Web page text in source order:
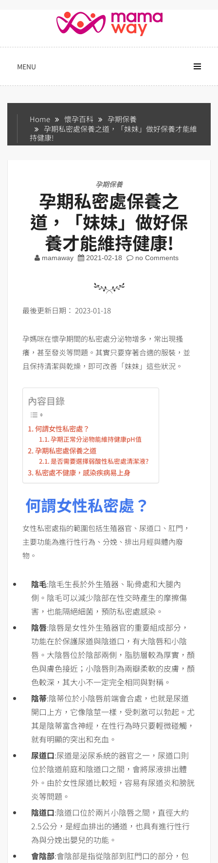
MENU
Home 懷孕百科
孕期保養
孕期私密處保養之道，「妹妹」做好保養才能維
持健康!
孕期保養
孕期私密處保養之
道，「妹妹」做好保
養才能維持健康!
mamaway 2021-02-18 no Comments
最後更新日期： 2023-01-18
孕媽咪在懷孕期間的私密處分泌物增多，常出現搔
癢，甚至發炎等問題。其實只要穿著合適的服裝，並
且保持清潔與乾燥，即可改善「妹妹」這些狀況。
內容目錄
何謂女性私密處？
孕期正常分泌物能維持健康pH值
孕期私密處保養之道
是否需要選擇弱酸性私密處清潔液?
私密處不健康，感染疾病易上身
何謂女性私密處？
女性私密處指的範圍包括生殖器官、尿道口、肛門，
主要功能為進行性行為、分娩、排出月經與體內廢
物。
陰毛:陰毛生長於外生殖器、恥骨處和大腿內
側。陰毛可以減少陰部在性交時產生的摩擦傷
害，也能隔絕細菌，預防私密處感染。
陰唇:陰唇是女性外生殖器官的重要組成部分，
功能在於保護尿道與陰道口，有大陰唇和小陰
唇。大陰唇位於陰部兩側，脂肪層較為厚實，顏
色與膚色接近；小陰唇則為兩瓣柔軟的皮膚，顏
色較深，其大小不一定完全相同與對稱。
陰蒂:陰蒂位於小陰唇前端會合處，也就是尿道
開口上方，它像陰莖一樣，受刺激可以勃起。尤
其是陰蒂富含神經，在性行為時只要輕微碰觸，
就有明顯的突出和充血。
尿道口:尿道是泌尿系統的器官之一，尿道口則
位於陰道前庭和陰道口之間，會將尿液排出體
外。由於女性尿道比較短，容易有尿道炎和膀胱
炎等問題。
陰道口:陰道口位於兩片小陰唇之間，直徑大約
2.5公分，是經血排出的通道，也具有進行性行
為與分娩出嬰兒的功能。
會陰部:會陰部是指從陰部到肛門口的部分，包